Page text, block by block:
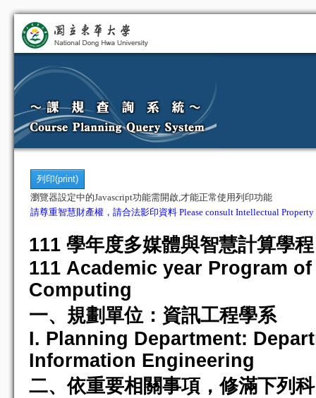
瀏覽器設定中的Javascript功能需開啟,才能正常使用列印功能
請尊重智慧財產權，請合法影印資料 Please consult Intellectual
111 學年度多媒體與智慧計算學程
111 Academic year Program
Computing
一、規劃單位：資訊工程學系
I. Planning Department:
Information Engineering
二、依重要相關事項，修滿下列